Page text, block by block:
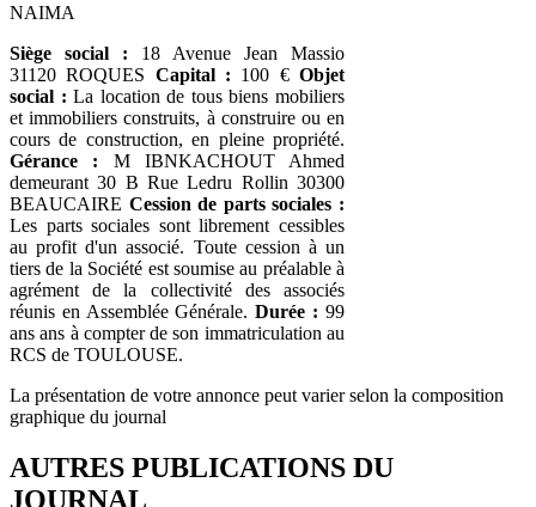
NAIMA
Siège social : 18 Avenue Jean Massio
31120 ROQUES Capital : 100 €Objet
social : La location de tous biens mobiliers
et immobiliers construits, à construire ou en
cours de construction, en pleine propriété.
Gérance : M IBNKACHOUT Ahmed
demeurant 30 B Rue Ledru Rollin 30300
BEAUCAIRE Cession de parts sociales :
Les parts sociales sont librement cessibles
au profit d'un associé. Toute cession à un
tiers de la Société est soumise au préalable à
agrément de la collectivité des associés
réunis en Assemblée Générale.Durée : 99
ans ans à compter de son immatriculation au
RCS de TOULOUSE.
La présentation de votre annonce peut varier selon la composition
graphique du journal
AUTRES PUBLICATIONS DU
JOURNAL